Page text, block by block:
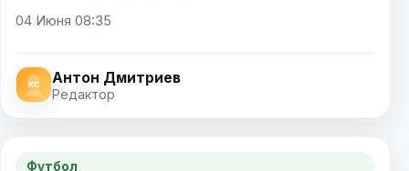
04 Июня 08:35
Антон Дмитриев
Редактор
Футбол